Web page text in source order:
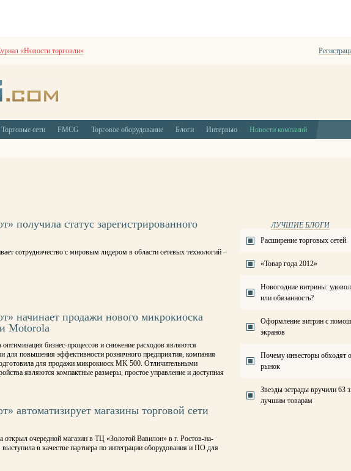
«Новости торговли»
Торговые сети FMCG Торговое оборудование Блоги Интервью Новости компаний
получила статус зарегистрированного
сотрудничество с мировым лидером в области сетевых технологий –
начинает продажи нового микрокиоска
Motorola
бизнес-процессов и снижение расходов являются
для повышения эффективности розничного предприятия, компания
для продажи микрокиоск MK 500. Отличительными
являются компактные размеры, простое управление и доступная
автоматизирует магазины торговой сети
открыл очередной магазин в ТЦ «Золотой Вавилон» в г. Ростов-на-
в качестве партнера по интеграции оборудования и ПО для
ЛУЧШИЕ БЛОГИ
Расширение торговых сетей
«Товар года 2012»
Новогодние витрины:
или обязанность?
Оформление витрин с
экранов
Почему инвесторы обходят
рынок
Звезды эстрады вручили 63
лучшим товарам